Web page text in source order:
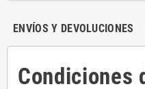
ENVÍOS Y DEVOLUCIONES
Condiciones